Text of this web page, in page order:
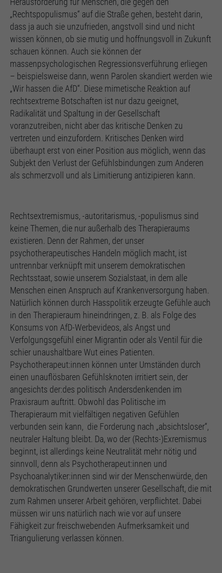
Herausforderung für Menschen, die gegen den
„Rechtspopulismus“ auf die Straße gehen, besteht darin,
dass ja auch sie unzufrieden, angstvoll sind und nicht
wissen können, ob sie mutig und hoffnungsvoll in Zukunft
schauen können. Auch sie können der
massenpsychologischen Regressionsverführung erliegen
– beispielsweise dann, wenn Parolen skandiert werden wie
„Wir hassen die AfD“. Diese mimetische Reaktion auf
rechtsextreme Botschaften ist nur dazu geeignet,
Radikalität und Spaltung in der Gesellschaft
voranzutreiben, nicht aber das kritische Denken zu
vertreten und einzufordern. Kritisches Denken wird
überhaupt erst von einer Position aus möglich, wenn das
Subjekt den Verlust der Gefühlsbindungen zum Anderen
als schmerzvoll und als Limitierung antizipieren kann.
Rechtsextremismus, -autoritarismus, -populismus sind
keine Themen, die nur außerhalb des Therapieraums
existieren. Denn der Rahmen, der unser
psychotherapeutisches Handeln möglich macht, ist
untrennbar verknüpft mit unserem demokratischen
Rechtsstaat, sowie unserem Sozialstaat, in dem alle
Menschen einen Anspruch auf Krankenversorgung haben.
Natürlich können durch Hasspolitik erzeugte Gefühle auch
in den Therapieraum hineindringen, z. B. als Folge des
Konsums von AfD-Werbevideos, als Angst und
Verfolgungsgefühl einer Migrantin oder als Ventil für die
schier unaushaltbare Wut eines Patienten.
Psychotherapeut:innen können unter Umständen durch
einen unauflösbaren Gefühlsknoten irritiert sein, der
angesichts der:des politisch Andersdenkenden im
Praxisraum auftritt. Obwohl das Politische im
Therapieraum mit vielfältigen negativen Gefühlen
verbunden sein kann, die Forderung nach „absichtsloser“,
neutraler Haltung bleibt. Da, wo der (Rechts-)Exremismus
beginnt, ist allerdings keine Neutralität mehr nötig und
sinnvoll, denn als Psychotherapeut:innen und
Psychoanalytiker:innen sind wir der Menschenwürde, den
demokratischen Grundwerten unserer Gesellschaft, die mit
zum Rahmen unserer Arbeit gehören, verpflichtet. Dabei
müssen wir uns natürlich nach wie vor auf unsere
Fähigkeit zur freischwebenden Aufmerksamkeit und
Triangulierung verlassen können.